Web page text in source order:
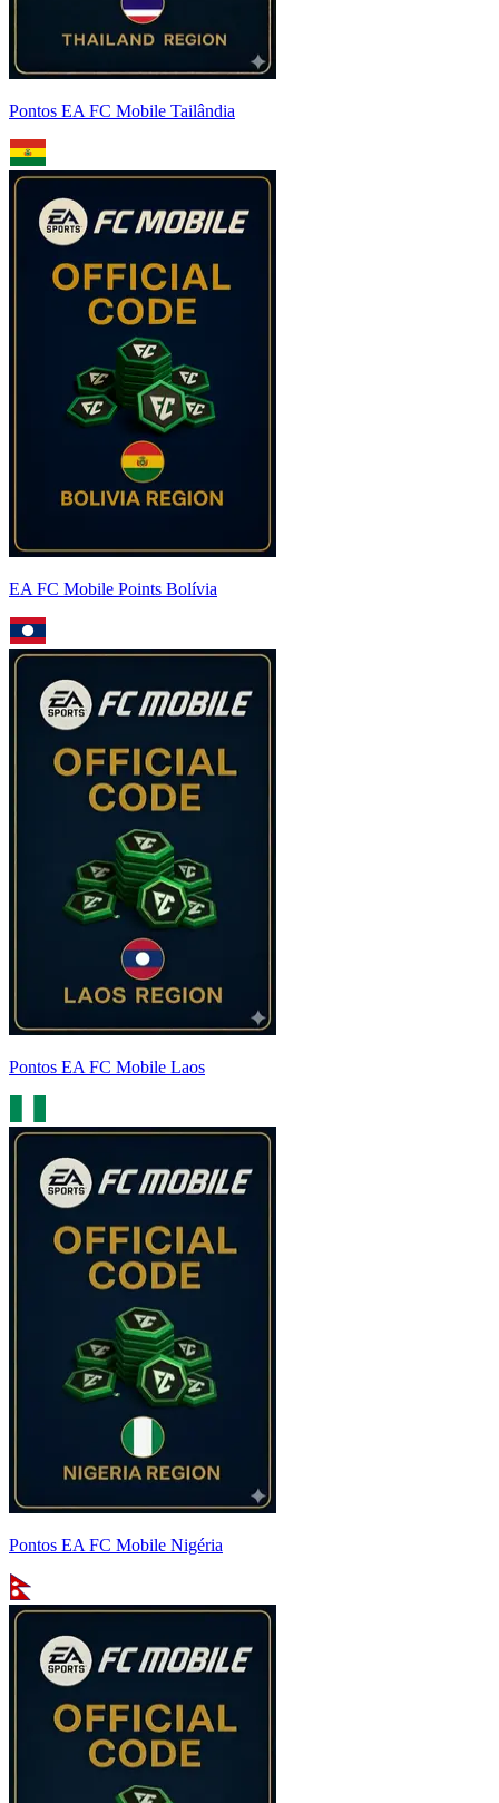
Pontos EA FC Mobile Tailândia
EA FC Mobile Points Bolívia
Pontos EA FC Mobile Laos
Pontos EA FC Mobile Nigéria